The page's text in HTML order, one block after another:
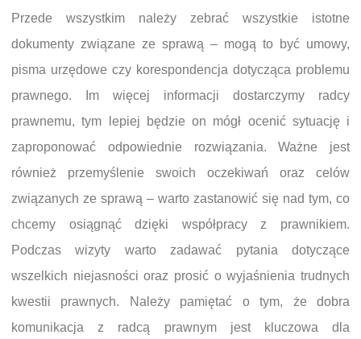
Przede wszystkim należy zebrać wszystkie istotne
dokumenty związane ze sprawą – mogą to być umowy,
pisma urzędowe czy korespondencja dotycząca problemu
prawnego. Im więcej informacji dostarczymy radcy
prawnemu, tym lepiej będzie on mógł ocenić sytuację i
zaproponować odpowiednie rozwiązania. Ważne jest
również przemyślenie swoich oczekiwań oraz celów
związanych ze sprawą – warto zastanowić się nad tym, co
chcemy osiągnąć dzięki współpracy z prawnikiem.
Podczas wizyty warto zadawać pytania dotyczące
wszelkich niejasności oraz prosić o wyjaśnienia trudnych
kwestii prawnych. Należy pamiętać o tym, że dobra
komunikacja z radcą prawnym jest kluczowa dla